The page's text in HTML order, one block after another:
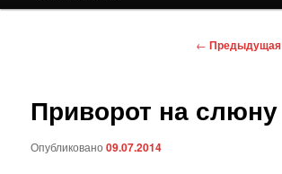
Навигация
← Предыдущая
Приворот на слюну
Опубликовано09.07.2014